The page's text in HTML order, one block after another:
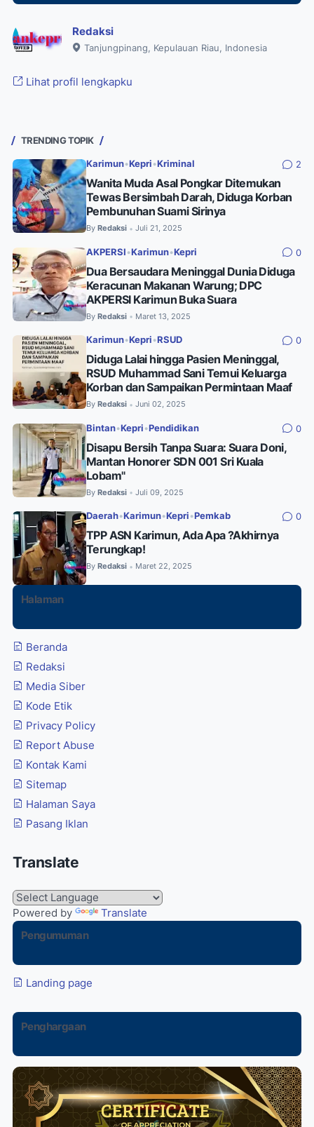
Redaksi
Tanjungpinang, Kepulauan Riau, Indonesia
Lihat profil lengkapku
TRENDING TOPIK
Karimun•Kepri •Kriminal 2
Wanita Muda Asal Pongkar Ditemukan
Tewas Bersimbah Darah, Diduga Korban
Pembunuhan Suami Sirinya
By Redaksi • Juli 21, 2025
AKPERSI •Karimun•Kepri 0
Dua Bersaudara Meninggal Dunia Diduga
Keracunan Makanan Warung; DPC
AKPERSI Karimun Buka Suara
By Redaksi • Maret 13, 2025
Karimun•Kepri •RSUD 0
Diduga Lalai hingga Pasien Meninggal,
RSUD Muhammad Sani Temui Keluarga
Korban dan Sampaikan Permintaan Maaf
By Redaksi • Juni 02, 2025
Bintan•Kepri •Pendidikan 0
Disapu Bersih Tanpa Suara: Suara Doni,
Mantan Honorer SDN 001 Sri Kuala
Lobam"
By Redaksi • Juli 09, 2025
Daerah•Karimun•Kepri •Pemkab 0
TPP ASN Karimun, Ada Apa ?Akhirnya
Terungkap!
By Redaksi • Maret 22, 2025
Halaman
Beranda
Redaksi
Media Siber
Kode Etik
Privacy Policy
Report Abuse
Kontak Kami
Sitemap
Halaman Saya
Pasang Iklan
Translate
Powered by
Translate
Pengumuman
Landing page
Penghargaan